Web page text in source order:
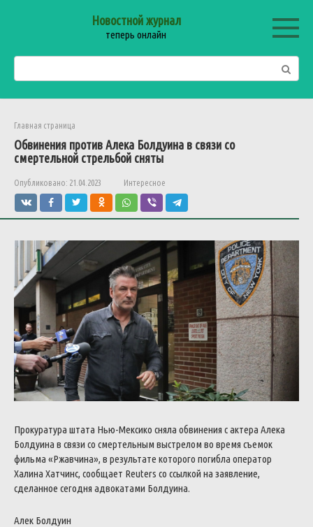
Новостной журнал
теперь онлайн
Главная страница
Обвинения против Алека Болдуина в связи со
смертельной стрельбой сняты
Опубликовано: 21.04.2023 Интересное
Прокуратура штата Нью-Мексико сняла обвинения с актера Алека
Болдуина в связи со смертельным выстрелом во время съемок
фильма «Ржавчина», в результате которого погибла оператор
Халина Хатчинс, сообщает Reuters со ссылкой на заявление,
сделанное сегодня адвокатами Болдуина.
Алек Болдуин